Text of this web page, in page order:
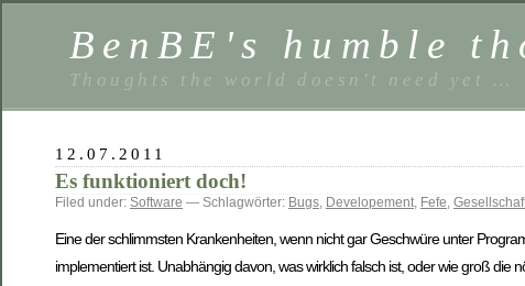
BenBE's humble
Thoughts the world doesn't need yet …
12.07.2011
Es funktioniert doch!
Filed under: Software — Schlagwörter: Bugs, Developement, Fefe,
Eine der schlimmsten Krankenheiten, wenn nicht gar Geschwüre unter
implementiert ist. Unabhängig davon, was wirklich falsch ist, oder wie groß die